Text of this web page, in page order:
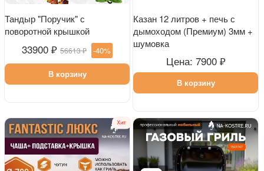
Тандыр "Поручик" с
поворотной крышкой
33900 ₽ 56613 ₽ -40%
В корзину
Казан 12 литров + печь с
дымоходом (Премиум) 3мм +
шумовка
Цена: 7900 ₽
В корзину